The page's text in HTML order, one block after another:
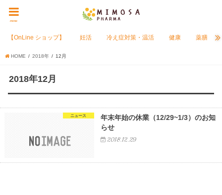
menu
【OnLine ショップ】 妊活 冷え症対策・温活 健康 薬膳
HOME 2018年 12月
2018年12月
ニュース
年末年始の休業（12/29~1/3）のお知
らせ
2018.12.29